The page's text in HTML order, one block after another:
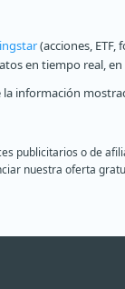
(acciones, ETF,
en tiempo real,
información
publicitarios o de
nuestra oferta